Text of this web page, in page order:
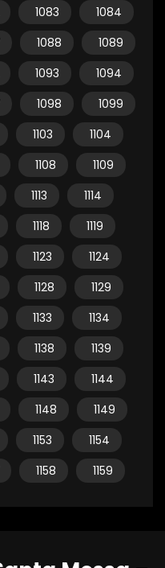
1083
1084
1088
1089
1093
1094
1098
1099
1103
1104
1108
1109
1113
1114
1118
1119
1123
1124
1128
1129
1133
1134
1138
1139
1143
1144
1148
1149
1153
1154
1158 1159